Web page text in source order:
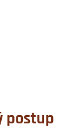
postup